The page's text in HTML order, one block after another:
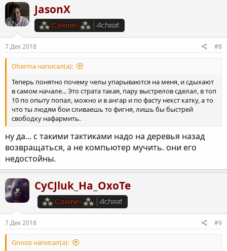
JasonX
7 Дек 2018 #8
Dharma написал(а):
Теперь понятно почему челы упарываются на меня, и сдыхают
в самом начале... Это страта такая, пару выстрелов сделал, в топ
10 по опыту попал, можно и в ангар и по фасту некст катку, а то
что ты людям бои сливаешь то фигня, лишь бы быстрей
свободку нафармить.
ну да... с такими тактиками надо на деревья назад
возвращаться, а не компьютер мучить. они его
недостойны.
CyCJluk_Ha_OxoTe
7 Дек 2018 #9
Gnosis написал(а):